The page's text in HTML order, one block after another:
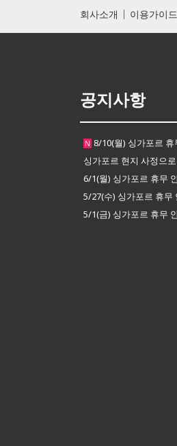
회사소개 이용가이드
공지사항
N 8/10(월) 싱가포르 휴
6/1(월) 싱가포르 휴무
5/27(수) 싱가포르 휴무
5/1(금) 싱가포르 휴무